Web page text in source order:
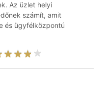
Az üzlet helyi
számít, amit
és ügyfélközpontú